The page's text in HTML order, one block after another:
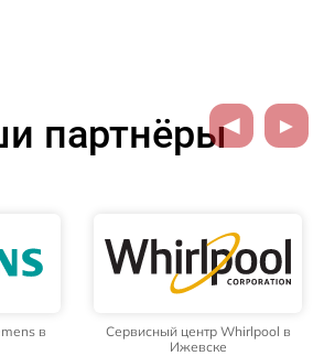
партнёры
в
Сервисный центр Whirlpool в
Ижевске